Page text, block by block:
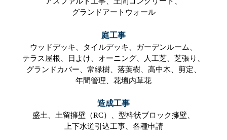
グランドアートウォール
庭工事
ウッドデッキ、 タイルデッキ、
ガーデンルーム、
テラス屋根、
日よけ、 オーニング、 人工芝、 芝張り、
グランドカバー、 常緑樹、 落葉樹、 高中木、 剪定、
年間管理、 花壇内草花
造成工事
盛土、 土留擁壁（RC）、 型枠状ブロック擁壁、
上下水道引込工事、 各種申請